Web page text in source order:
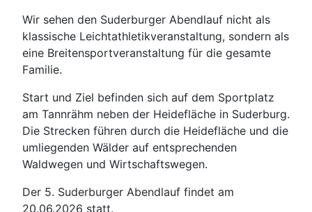
Wir sehen den Suderburger Abendlauf nicht als
klassische Leichtathletikveranstaltung, sondern als
eine Breitensportveranstaltung für die gesamte
Familie.
Start und Ziel befinden sich auf dem Sportplatz
am Tannrähm neben der Heidefläche in Suderburg.
Die Strecken führen durch die Heidefläche und die
umliegenden Wälder auf entsprechenden
Waldwegen und Wirtschaftswegen.
Der 5. Suderburger Abendlauf findet am
20.06.2026 statt.